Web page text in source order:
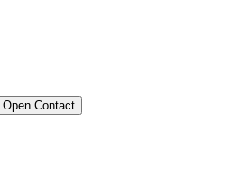
Open Contact